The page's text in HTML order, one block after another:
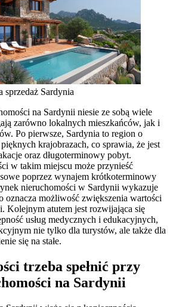
sprzedaż Sardynia
na Sardynii niesie ze sobą wiele
zarówno lokalnych mieszkańców, jak i
Po pierwsze, Sardynia to region o
krajobrazach, co sprawia, że jest
oraz długoterminowy pobyt.
w takim miejscu może przynieść
poprzez wynajem krótkoterminowy
nieruchomości w Sardynii wykazuje
oznacza możliwość zwiększenia wartości
Kolejnym atutem jest rozwijająca się
usług medycznych i edukacyjnych,
nie tylko dla turystów, ale także dla
się na stałe.
trzeba spełnić przy
na Sardynii